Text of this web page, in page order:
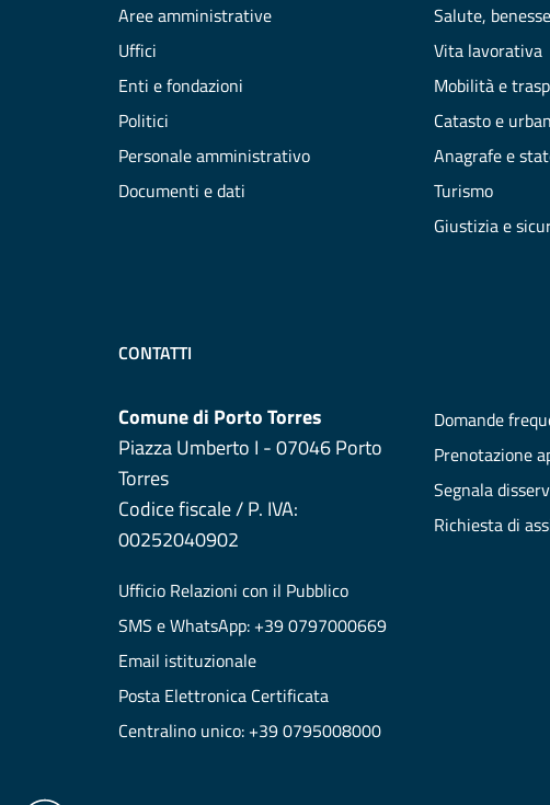
Aree amministrative
Uffici
Enti e fondazioni
Politici
Personale amministrativo
Documenti e dati
Salute,
Vita lavorativa
Mobilità e
Catasto e
Anagrafe e
Turismo
Giustizia e
CONTATTI
Comune di Porto Torres
Piazza Umberto I - 07046 Porto
Torres
Codice fiscale / P. IVA:
00252040902
Ufficio Relazioni con il Pubblico
SMS e WhatsApp: +39 0797000669
Email istituzionale
Posta Elettronica Certificata
Centralino unico: +39 0795008000
Domande
Prenotazione
Segnala
Richiesta di